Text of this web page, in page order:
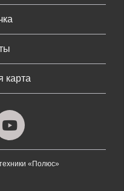
карта
«Полюс»